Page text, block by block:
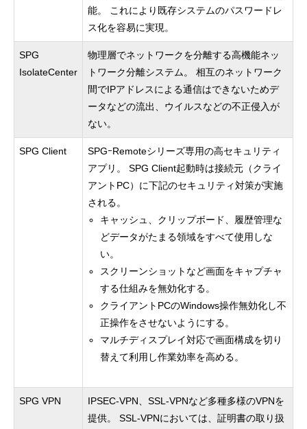
能。 これにより既存システムのパスワードレ
ス化を容易に実現。
SPG
IsolateCenter
物理層でネットワークを分離する高機能ネッ
トワーク分離システム。 相互のネットワーク
間でIPアドレスによる通信はできないためデ
ータなどの流出、ウイルスなどの不正侵入が
ない。
SPG Client
SPGｰRemoteシリーズ専用の高セキュリティ
アプリ。 SPG Client起動時は接続元（クライ
アントPC）に下記のセキュリティ対策が実施
される。
キャッシュ、クリップボード、履歴管理な
どデータがたまる領域をすべて使用しな
い。
スクリーンショットなど画面をキャプチャ
する仕組みを無効化する。
クライアントPCのWindows操作無効化し不
正操作をさせないようにする。
マルチディスプレイ対応で画面構成を切り
替えて利用し作業効率を高める。
SPG VPN
IPSEC-VPN、SSL-VPNなど多種多様のVPNを
提供。 SSL-VPNにおいては、証明書の取り扱